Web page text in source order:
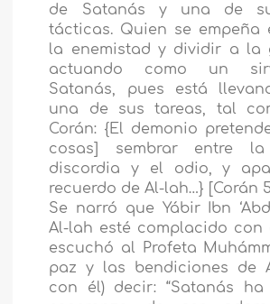
de Satanás y una de
tácticas. Quien se empeña
la enemistad y dividir a la
actuando como un
Satanás, pues está
una de sus tareas, tal
Corán: {El demonio
cosas] sembrar entre
discordia y el odio, y
recuerdo de Al-lah…} [Corán
Se narró que Yábir Ibn
Al-lah esté complacido con
escuchó al Profeta
paz y las bendiciones de
con él) decir: “Satanás